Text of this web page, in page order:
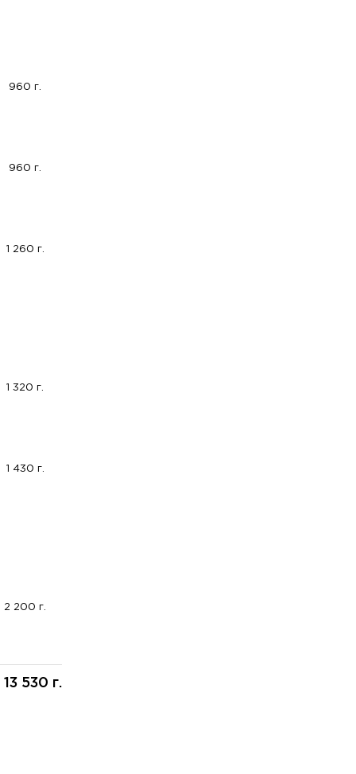
960 г.
960 г.
1 260 г.
1 320 г.
1 430 г.
2 200 г.
13 530 г.